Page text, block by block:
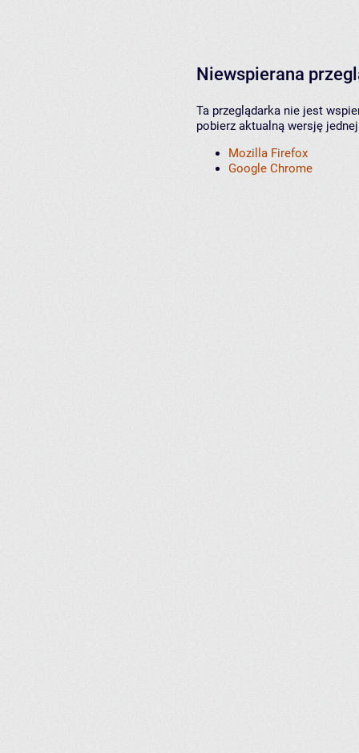
Niewspierana
Ta przeglądarka nie jest
pobierz aktualną wersję
Mozilla Firefox
Google Chrome